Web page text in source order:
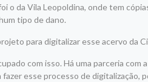
da Vila Leopoldina, onde tem
tipo de dano.
para digitalizar esse acervo da
com isso. Há uma parceria com
esse processo de digitalização,